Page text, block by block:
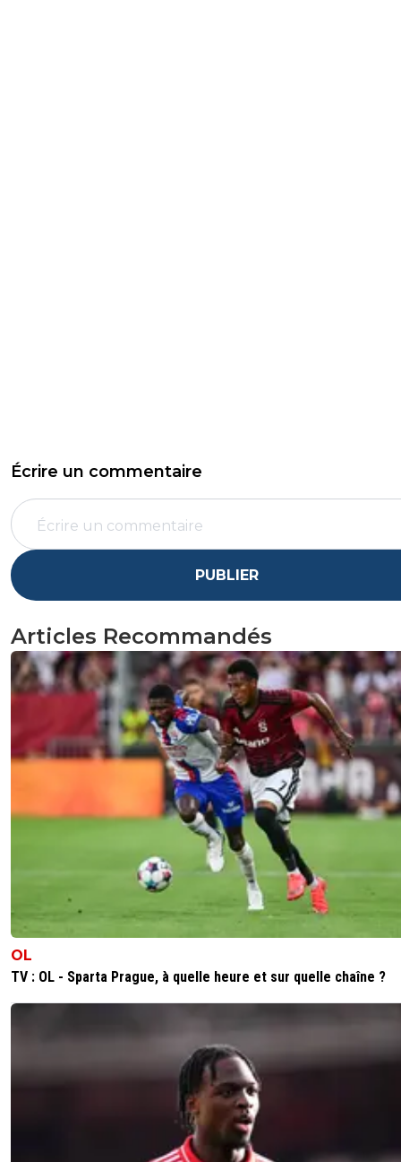
Écrire un commentaire
PUBLIER
Articles Recommandés
OL
TV : OL - Sparta Prague, à quelle heure et sur quelle chaîne ?